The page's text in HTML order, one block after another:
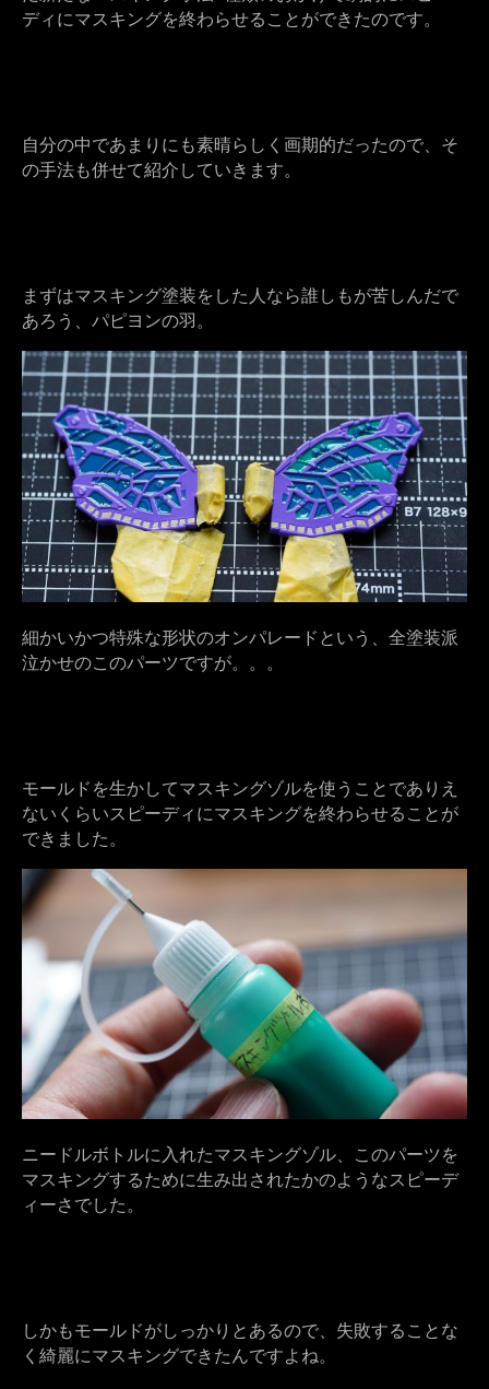
ディにマスキングを終わらせることができたのです。
自分の中であまりにも素晴らしく画期的だったので、そ
の手法も併せて紹介していきます。
まずはマスキング塗装をした人なら誰しもが苦しんだで
あろう、パピヨンの羽。
細かいかつ特殊な形状のオンパレードという、全塗装派
泣かせのこのパーツですが。。。
モールドを生かしてマスキングゾルを使うことでありえ
ないくらいスピーディにマスキングを終わらせることが
できました。
ニードルボトルに入れたマスキングゾル、このパーツを
マスキングするために生み出されたかのようなスピーデ
ィーさでした。
しかもモールドがしっかりとあるので、失敗することな
く綺麗にマスキングできたんですよね。